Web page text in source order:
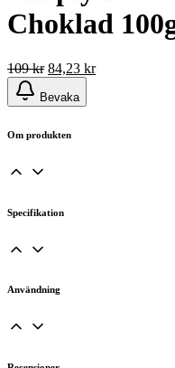
Choklad
109kr Det
ursprungliga
priset
109 kr.
84,23 krDet
Bevaka
Om produkten
Specifikation
Användning